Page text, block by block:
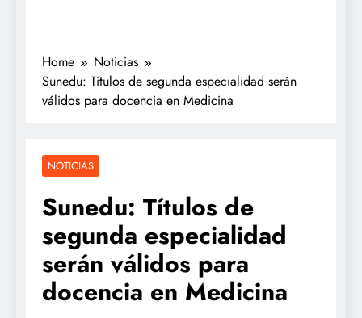
Home
Noticias
Sunedu: Títulos de segunda especialidad serán
válidos para docencia en Medicina
NOTICIAS
Sunedu: Títulos de
segunda especialidad
serán válidos para
docencia en Medicina